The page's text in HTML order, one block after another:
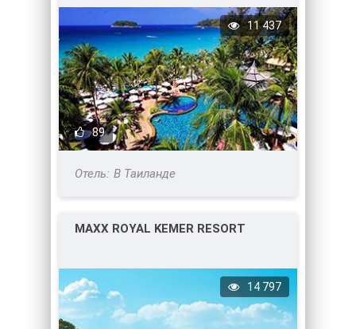
89
11 437
В Таиланде
MAXX ROYAL KEMER RESORT
14 797